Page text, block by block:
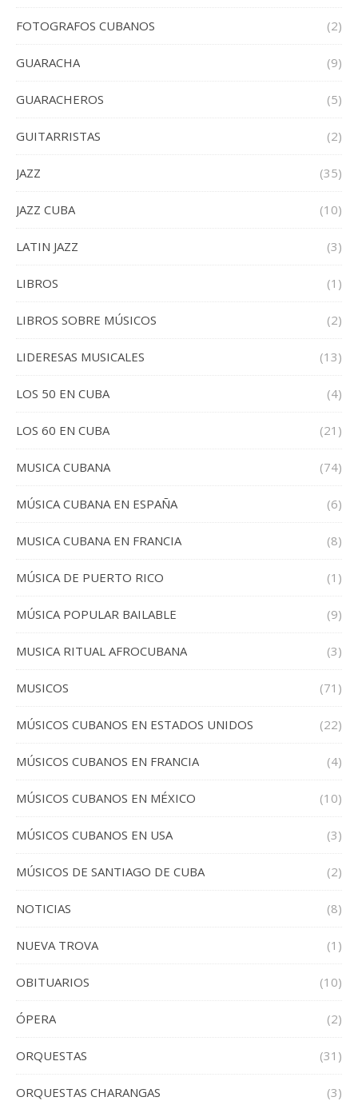
FOTOGRAFOS CUBANOS (2)
GUARACHA (9)
GUARACHEROS (5)
GUITARRISTAS (2)
JAZZ (35)
JAZZ CUBA (10)
LATIN JAZZ (3)
LIBROS (1)
LIBROS SOBRE MÚSICOS (2)
LIDERESAS MUSICALES (13)
LOS 50 EN CUBA (4)
LOS 60 EN CUBA (21)
MUSICA CUBANA (74)
MÚSICA CUBANA EN ESPAÑA (6)
MUSICA CUBANA EN FRANCIA (8)
MÚSICA DE PUERTO RICO (1)
MÚSICA POPULAR BAILABLE (9)
MUSICA RITUAL AFROCUBANA (3)
MUSICOS (71)
MÚSICOS CUBANOS EN ESTADOS UNIDOS (22)
MÚSICOS CUBANOS EN FRANCIA (4)
MÚSICOS CUBANOS EN MÉXICO (10)
MÚSICOS CUBANOS EN USA (3)
MÚSICOS DE SANTIAGO DE CUBA (2)
NOTICIAS (8)
NUEVA TROVA (1)
OBITUARIOS (10)
ÓPERA (2)
ORQUESTAS (31)
ORQUESTAS CHARANGAS (3)